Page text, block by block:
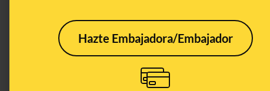
Hazte Embajadora/Embajador